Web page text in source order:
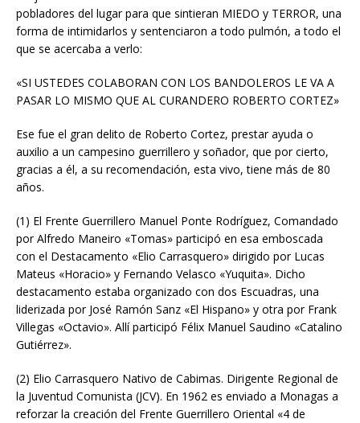
pobladores del lugar para que sintieran MIEDO y TERROR, una
forma de intimidarlos y sentenciaron a todo pulmón, a todo el
que se acercaba a verlo:
«SI USTEDES COLABORAN CON LOS BANDOLEROS LE VA A
PASAR LO MISMO QUE AL CURANDERO ROBERTO CORTEZ»
Ese fue el gran delito de Roberto Cortez, prestar ayuda o
auxilio a un campesino guerrillero y soñador, que por cierto,
gracias a él, a su recomendación, esta vivo, tiene más de 80
años.
(1) El Frente Guerrillero Manuel Ponte Rodríguez, Comandado
por Alfredo Maneiro «Tomas» participó en esa emboscada
con el Destacamento «Elio Carrasquero» dirigido por Lucas
Mateus «Horacio» y Fernando Velasco «Yuquita». Dicho
destacamento estaba organizado con dos Escuadras, una
liderizada por José Ramón Sanz «El Hispano» y otra por Frank
Villegas «Octavio». Allí participó Félix Manuel Saudino «Catalino
Gutiérrez».
(2) Elio Carrasquero Nativo de Cabimas. Dirigente Regional de
la Juventud Comunista (JCV). En 1962 es enviado a Monagas a
reforzar la creación del Frente Guerrillero Oriental «4 de